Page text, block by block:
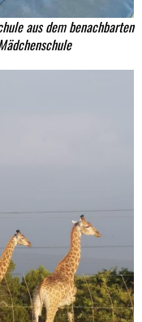
aus dem benachbarten